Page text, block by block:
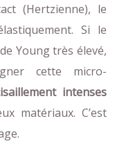
(Hertzienne), le
Si le
Young très élevé,
cette micro-
intenses
matériaux. C’est